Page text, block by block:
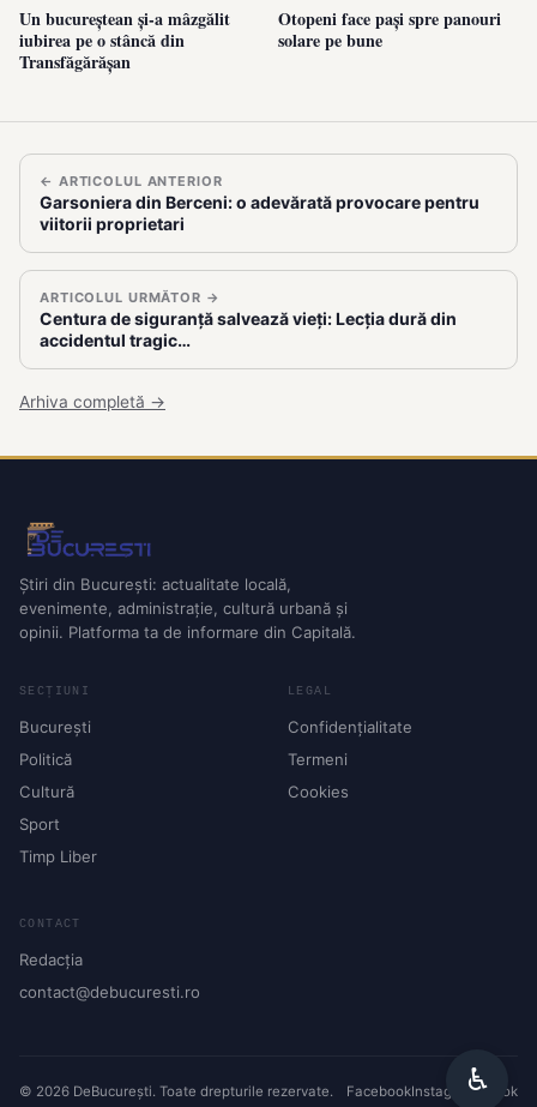
Un bucureștean și-a mâzgălit
iubirea pe o stâncă din
Transfăgărășan
Otopeni face pași spre panouri
solare pe bune
← ARTICOLUL ANTERIOR
Garsoniera din Berceni: o adevărată provocare pentru
viitorii proprietari
ARTICOLUL URMĂTOR →
Centura de siguranță salvează vieți: Lecția dură din
accidentul tragic…
Arhiva completă →
Știri din București: actualitate locală,
evenimente, administrație, cultură urbană și
opinii. Platforma ta de informare din Capitală.
SECȚIUNI
București
Politică
Cultură
Sport
Timp Liber
LEGAL
Confidențialitate
Termeni
Cookies
CONTACT
Redacția
contact@debucuresti.ro
© 2026 DeBucurești. Toate drepturile rezervate. FacebookInstagramTikTok
♿︎